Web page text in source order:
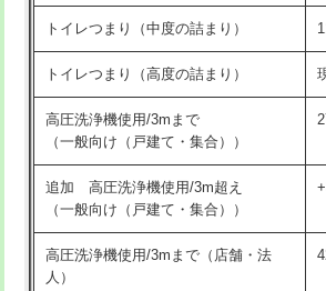
トイレつまり（中度の詰まり）
トイレつまり（高度の詰まり）
高圧洗浄機使用/3mまで
（一般向け（戸建て・集合））
追加 高圧洗浄機使用/3m超え
（一般向け（戸建て・集合））
高圧洗浄機使用/3mまで（店舗・法
人）